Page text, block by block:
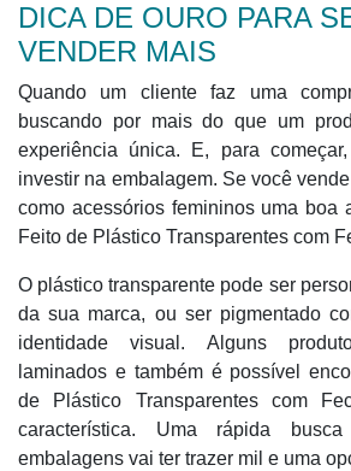
DICA DE OURO PARA
VENDER MAIS
Quando um cliente faz uma
buscando por mais do que um
experiência única. E, para
investir na embalagem. Se você
como acessórios femininos uma boa
Feito de Plástico Transparentes com
O plástico transparente pode ser
da sua marca, ou ser pigmentado
identidade visual. Alguns
laminados e também é possível
de Plástico Transparentes com
característica. Uma rápida
embalagens vai ter trazer mil e uma